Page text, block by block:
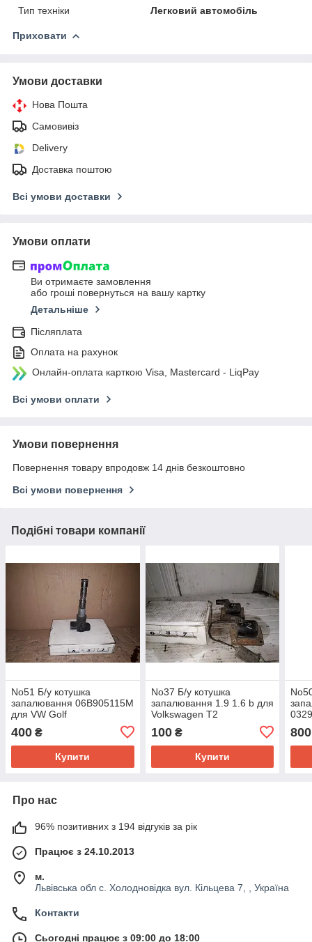
Тип техніки
Легковий автомобіль
Приховати
Умови доставки
Нова Пошта
Самовивіз
Delivery
Доставка поштою
Всі умови доставки
Умови оплати
Ви отримаєте замовлення
або гроші повернуться на вашу картку
Детальніше
Післяплата
Оплата на рахунок
Онлайн-оплата карткою Visa, Mastercard - LiqPay
Всі умови оплати
Умови повернення
Повернення товару впродовж 14 днів безкоштовно
Всі умови повернення
Подібні товари компанії
No51 Б/у котушка
запалювання 06B905115M
для VW Golf
IV,Bora,Octavia 1997-2004
400 ₴
Купити
No37 Б/у котушка
запалювання 1.9 1.6 b для
Volkswagen T2
100₴
Купити
800
Про нас
96% позитивних з 194 відгуків за рік
Працює з 24.10.2013
м.
Львівська обл с. Холодновідка вул. Кільцева 7, , Україна
Контакти
Сьогодні працює з 09:00 до 18:00